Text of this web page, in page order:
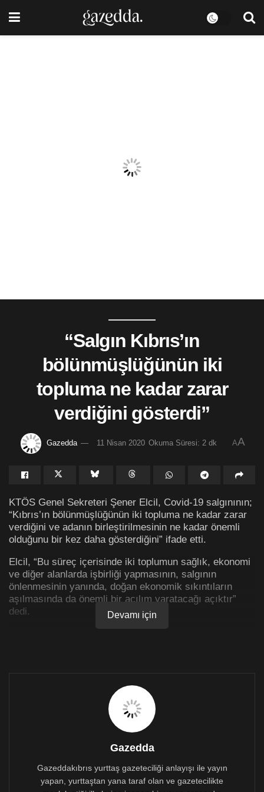
“Salgın Kıbrıs’ın
bölünmüşlüğünün iki
topluma ne kadar zarar
verdiğini gösterdi”
Gazedda 11 Nisan 2020 Okuma Süresi: 2 dk AA
KTÖS Genel Sekreteri Şener Elcil, Covid-19 salgınının;
“Kıbrıs’ın bölünmüşlüğünün iki topluma ne kadar zarar
verdiğini ve adanın birleştirilmesinin ne kadar önemli
olduğunu bir kez daha gösterdiğini” ifade etti.
Elcil, “Bu süreç içerisinde iki toplumun sağlık, ekonomi
ve diğer alanlarda işbirliği yapmasının, salgının
önlenmesinin yanında, doğan ekonomik sıkıntıların
aşılmasında da önemli bir açılım yaratacağı açıktır”
dedi.
Elcil, hükümete bu konuda eleştirilerde bulunarak,
emekçilerin maaş ve ücretlerinde kesinti yapılmasına
rağmen bunun sürdürülemeyeceğinin açık olduğunu
Ülkedeki iş adamlarından ve yatırımcılardan vergi talep
edemeyen hükümetin, emekçileri ve yabancı işci ve
öğrencileri geçim derdi ile yüzyüze bıraktığını, bu
Devamı için
Gazedda
Gazeddakıbrıs yurttaş gazeteciliği anlayışı ile yayın
yapan, yurttaştan yana taraf olan ve gazetecilikte